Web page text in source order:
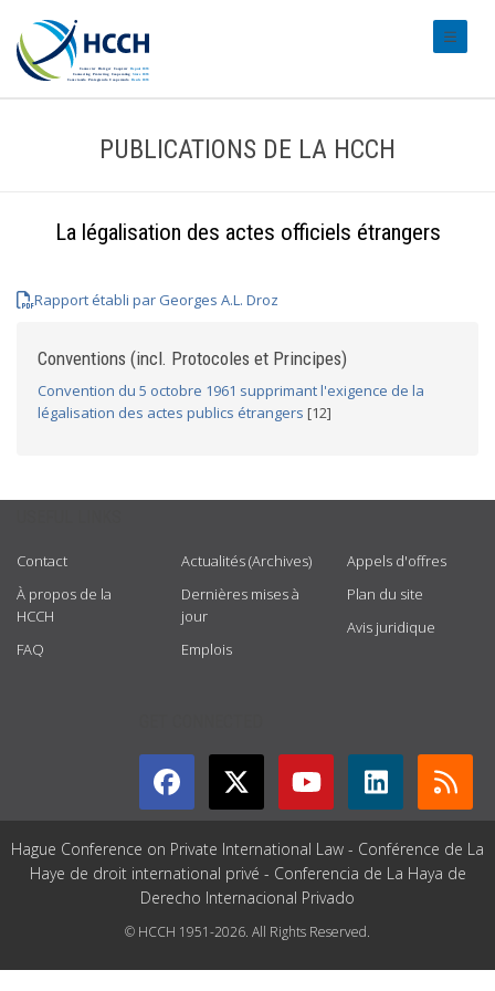
PUBLICATIONS DE LA HCCH
La légalisation des actes officiels étrangers
Rapport établi par Georges A.L. Droz
Conventions (incl. Protocoles et Principes)
Convention du 5 octobre 1961 supprimant l'exigence de la
légalisation des actes publics étrangers [12]
Contact
À propos de la
HCCH
FAQ
Actualités (Archives)
Dernières mises à
jour
Emplois
Appels d'offres
Plan du site
Avis juridique
Hague Conference on Private International Law - Conférence de La
Haye de droit international privé - Conferencia de La Haya de
Derecho Internacional Privado
© HCCH 1951-2026. All Rights Reserved.